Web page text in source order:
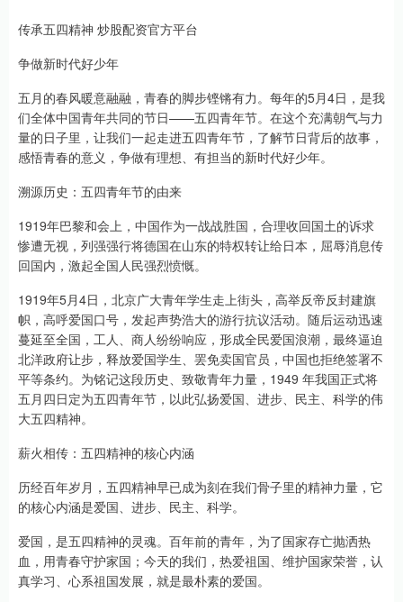
传承五四精神 炒股配资官方平台
争做新时代好少年
五月的春风暖意融融，青春的脚步铿锵有力。每年的5月4日，是我
们全体中国青年共同的节日——五四青年节。在这个充满朝气与力
量的日子里，让我们一起走进五四青年节，了解节日背后的故事，
感悟青春的意义，争做有理想、有担当的新时代好少年。
溯源历史：五四青年节的由来
1919年巴黎和会上，中国作为一战战胜国，合理收回国土的诉求
惨遭无视，列强强行将德国在山东的特权转让给日本，屈辱消息传
回国内，激起全国人民强烈愤慨。
1919年5月4日，北京广大青年学生走上街头，高举反帝反封建旗
帜，高呼爱国口号，发起声势浩大的游行抗议活动。随后运动迅速
蔓延至全国，工人、商人纷纷响应，形成全民爱国浪潮，最终逼迫
北洋政府让步，释放爱国学生、罢免卖国官员，中国也拒绝签署不
平等条约。为铭记这段历史、致敬青年力量，1949 年我国正式将
五月四日定为五四青年节，以此弘扬爱国、进步、民主、科学的伟
大五四精神。
薪火相传：五四精神的核心内涵
历经百年岁月，五四精神早已成为刻在我们骨子里的精神力量，它
的核心内涵是爱国、进步、民主、科学。
爱国，是五四精神的灵魂。百年前的青年，为了国家存亡抛洒热
血，用青春守护家国；今天的我们，热爱祖国、维护国家荣誉，认
真学习、心系祖国发展，就是最朴素的爱国。